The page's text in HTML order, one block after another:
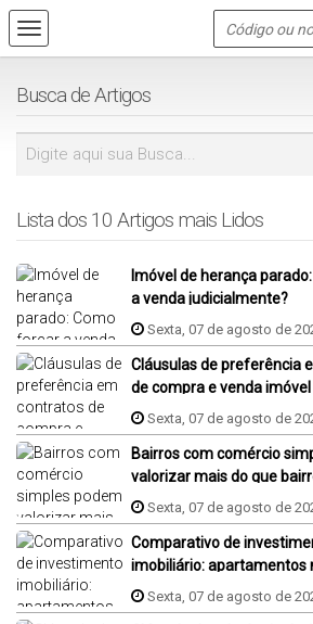
Busca de Artigos
Lista dos 10 Artigos mais Lidos
Imóvel de herança
a venda judicialmente?
Sexta, 07 de agosto de
Cláusulas de preferência
de compra e venda imóvel
Sexta, 07 de agosto de
Bairros com comércio
valorizar mais do que
Sexta, 07 de agosto de
Comparativo de
imobiliário: apartamentos
Jaraguá do Sul,
Sexta, 07 de agosto de